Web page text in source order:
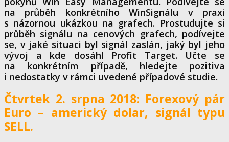
na průběh konkrétního WinSignálu v praxi
s názornou ukázkou na grafech. Prostudujte si
průběh signálu na cenových grafech, podívejte
se, v jaké situaci byl signál zaslán, jaký byl jeho
vývoj a kde dosáhl Profit Target. Učte se
na konkrétním případě, hledejte pozitiva
i nedostatky v rámci uvedené případové studie.
Čtvrtek 2. srpna 2018: Forexový pár
Euro – americký dolar, signál typu
SELL.